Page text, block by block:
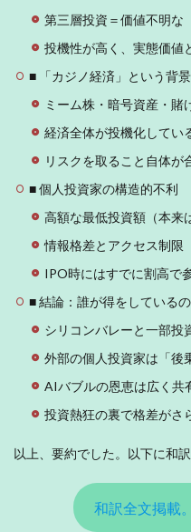
第三層投資＝価値不明な
投機性が高く、実態価値
■ 「カジノ経済」という背景
ミーム株・暗号資産・賭
経済全体が投機化してい
リスクを取ること自体が
■ 個人投資家の構造的不利
高額な最低投資額（本来
情報格差とアクセス制限
IPO時にはすでに割高で
■ 結論：誰が得をしている
シリコンバレーと一部投
外部の個人投資家は「後
AIバブルの恩恵は広く共
投資熱狂の裏で格差がさ
以上、要約でした。以下に和
和訳全文掲載